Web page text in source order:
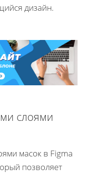
дизайн.
слоями
масок в Figma
позволяет